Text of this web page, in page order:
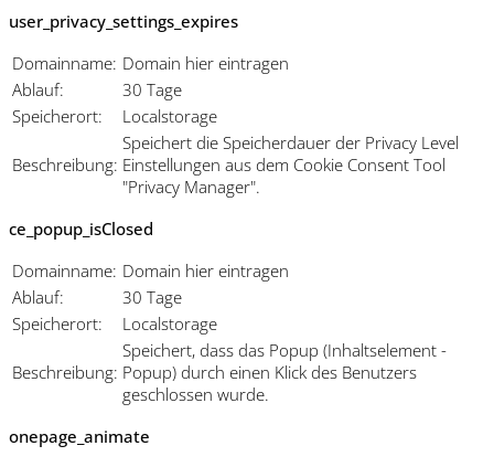
user_privacy_settings_expires
Domainname: Domain hier eintragen
Ablauf:
30 Tage
Speicherort:
Localstorage
Beschreibung:
Speichert die Speicherdauer der Privacy Level
Einstellungen aus dem Cookie Consent Tool
"Privacy Manager".
ce_popup_isClosed
Domainname: Domain hier eintragen
Ablauf:
30 Tage
Speicherort:
Localstorage
Beschreibung:
Speichert, dass das Popup (Inhaltselement -
Popup) durch einen Klick des Benutzers
geschlossen wurde.
onepage_animate